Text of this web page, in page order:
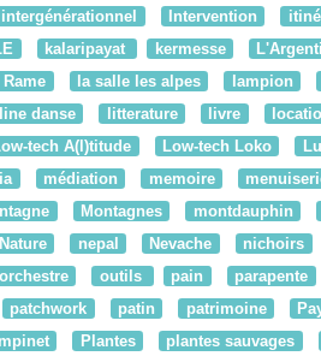
intergénérationnel Intervention
kalaripayat kermesse
Rame la salle les alpes lampion
line danse litterature livre
tech A(l)titude Low-tech Loko
médiation memoire
Montagnes montdauphin
Nature nepal Nevache nichoirs
orchestre outils pain parapente
patchwork patin patrimoine
Plantes plantes sauvages